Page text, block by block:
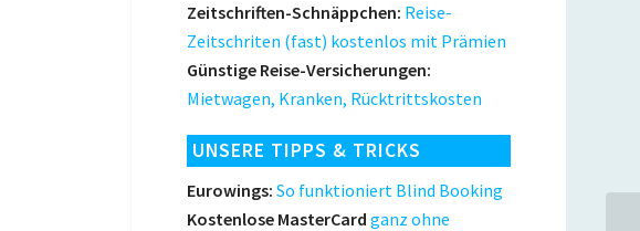
Zeitschriften-Schnäppchen: Reise-
Zeitschriten (fast) kostenlos mit Prämien
Günstige Reise-Versicherungen:
Mietwagen, Kranken, Rücktrittskosten
UNSERE TIPPS & TRICKS
Eurowings: So funktioniert Blind Booking
Kostenlose MasterCard ganz ohne